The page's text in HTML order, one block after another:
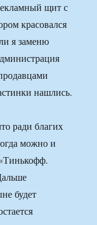
щит с
красовался
я заменю
нашлись.
ради благих
можно и
будет